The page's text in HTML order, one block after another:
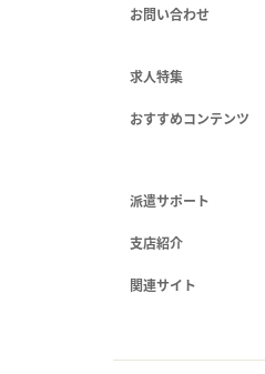
お問い合わせ
求人特集
おすすめコンテンツ
派遣サポート
支店紹介
関連サイト